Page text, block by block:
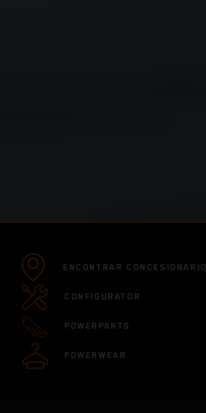
ENCONTRAR CONCESIONARIO
CONFIGURATOR
POWERPARTS
POWERWEAR